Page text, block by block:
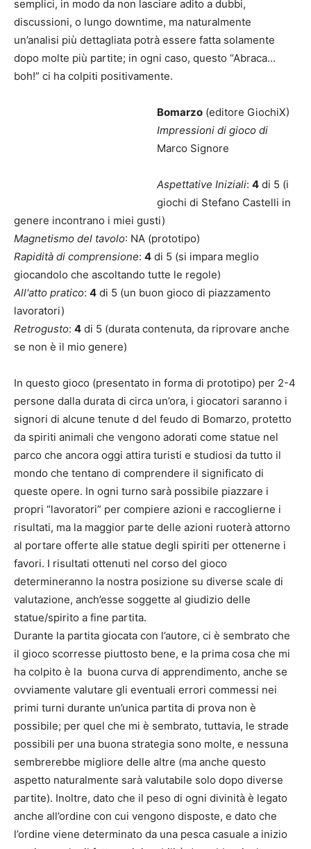
semplici, in modo da non lasciare adito a dubbi,
discussioni, o lungo downtime, ma naturalmente
un’analisi più dettagliata potrà essere fatta solamente
dopo molte più partite; in ogni caso, questo “Abraca…
boh!” ci ha colpiti positivamente.
Bomarzo (editore GiochiX)
Impressioni di gioco di
Marco Signore
Aspettative Iniziali: 4 di 5 (i
giochi di Stefano Castelli in
genere incontrano i miei gusti)
Magnetismo del tavolo: NA (prototipo)
Rapidità di comprensione: 4 di 5 (si impara meglio
giocandolo che ascoltando tutte le regole)
All'atto pratico: 4 di 5 (un buon gioco di piazzamento
lavoratori)
Retrogusto: 4 di 5 (durata contenuta, da riprovare anche
se non è il mio genere)
In questo gioco (presentato in forma di prototipo) per 2-4
persone dalla durata di circa un’ora, i giocatori saranno i
signori di alcune tenute d del feudo di Bomarzo, protetto
da spiriti animali che vengono adorati come statue nel
parco che ancora oggi attira turisti e studiosi da tutto il
mondo che tentano di comprendere il significato di
queste opere. In ogni turno sarà possibile piazzare i
propri “lavoratori” per compiere azioni e raccoglierne i
risultati, ma la maggior parte delle azioni ruoterà attorno
al portare offerte alle statue degli spiriti per ottenerne i
favori. I risultati ottenuti nel corso del gioco
determineranno la nostra posizione su diverse scale di
valutazione, anch’esse soggette al giudizio delle
statue/spirito a fine partita.
Durante la partita giocata con l’autore, ci è sembrato che
il gioco scorresse piuttosto bene, e la prima cosa che mi
ha colpito è la buona curva di apprendimento, anche se
ovviamente valutare gli eventuali errori commessi nei
primi turni durante un’unica partita di prova non è
possibile; per quel che mi è sembrato, tuttavia, le strade
possibili per una buona strategia sono molte, e nessuna
sembrerebbe migliore delle altre (ma anche questo
aspetto naturalmente sarà valutabile solo dopo diverse
partite). Inoltre, dato che il peso di ogni divinità è legato
anche all’ordine con cui vengono disposte, e dato che
l’ordine viene determinato da una pesca casuale a inizio